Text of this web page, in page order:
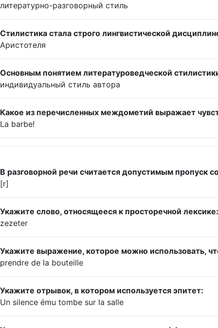
литературно-разговорный стиль
Стилистика стала строго лингвистической
Аристотеля
Основным понятием литературоведческой
индивидуальный стиль автора
Какое из перечисленных междометий выражает
La barbe!
В разговорной речи считается допустимым пропуск
[r]
Укажите слово, относящееся к просторечной лексике:
zezeter
Укажите выражение, которое можно использовать,
prendre de la bouteille
Укажите отрывок, в котором используется эпитет:
Un silence ému tombe sur la salle